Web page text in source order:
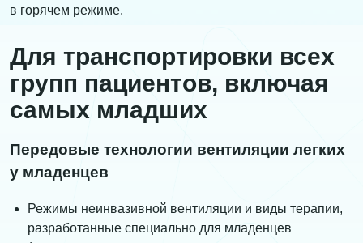
в горячем режиме.
Для транспортировки всех
групп пациентов, включая
самых младших
Передовые технологии вентиляции легких
у младенцев
Режимы неинвазивной вентиляции и виды терапии,
разработанные специально для младенцев